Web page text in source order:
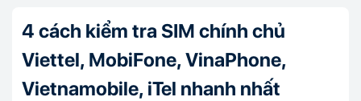
4 cách kiểm tra SIM chính chủ
Viettel, MobiFone, VinaPhone,
Vietnamobile, iTel nhanh nhất